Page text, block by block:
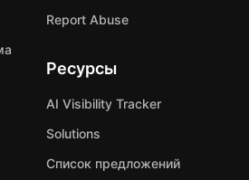
Report Abuse
Ресурсы
AI Visibility Tracker
Solutions
Список предложений